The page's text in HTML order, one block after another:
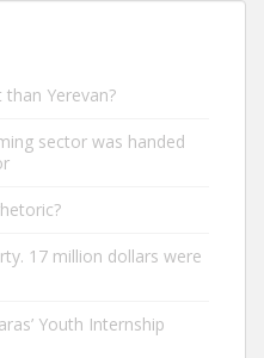
Yerevan?
sector was handed
17 million dollars were
Youth Internship